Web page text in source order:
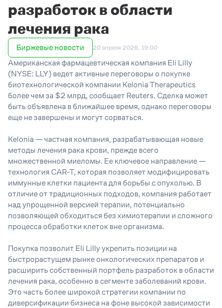
разработок в области
лечения рака
Биржевые новости 20 апреля 2026, 19:00
Американская фармацевтическая компания Eli Lilly
(NYSE: LLY) ведет активные переговоры о покупке
биотехнологической компании Kelonia Therapeutics
более чем за $2 млрд, сообщает Reuters. Сделка может
быть объявлена в ближайшее время, однако переговоры
еще не завершены и могут сорваться.
Kelonia — частная компания, разрабатывающая новые
методы лечения рака крови, прежде всего
множественной миеломы. Ее ключевое направление —
технология CAR-T, которая позволяет модифицировать
иммунные клетки пациента для борьбы с опухолью. В
отличие от традиционных подходов, компания работает
над упрощенной версией терапии, потенциально
позволяющей обходиться без химиотерапии и сложного
процесса обработки клеток вне организма.
Покупка позволит Eli Lilly укрепить позиции на
быстрорастущем рынке онкологических препаратов и
расширить собственный портфель разработок в области
лечения рака, особенно в сегменте заболеваний крови.
Это часть более широкой стратегии компании по
диверсификации бизнеса на фоне высокой зависимости